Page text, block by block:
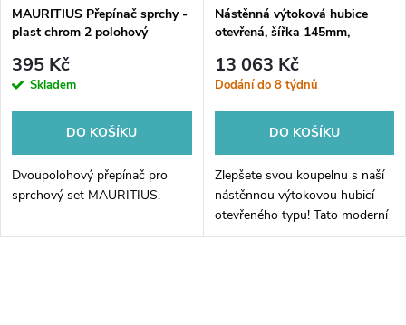
MAURITIUS Přepínač sprchy -
plast chrom 2 polohový
395 Kč
Skladem
DO KOŠÍKU
Dvoupolohový přepínač pro
sprchový set MAURITIUS.
Nástěnná výtoková hubice
otevřená, šířka 145mm,
13 063 Kč
Dodání do 8 týdnů
DO KOŠÍKU
Zlepšete svou koupelnu s naší
nástěnnou výtokovou hubicí
otevřeného typu! Tato moderní
a elegantní hubice je vyrobena z